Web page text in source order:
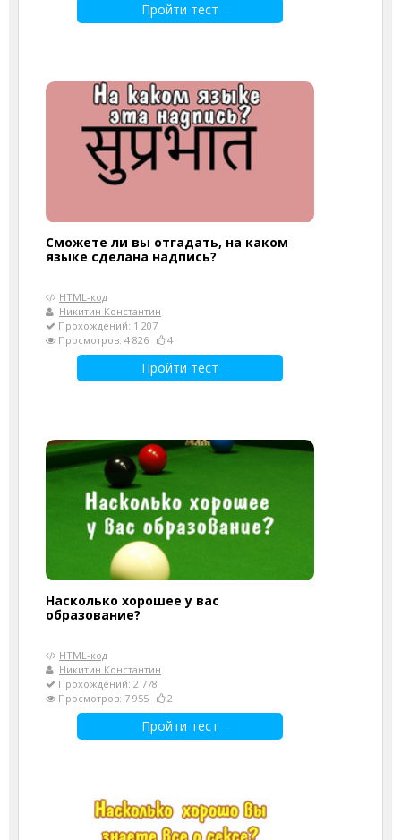
Пройти тест
Сможете ли вы отгадать, на каком
языке сделана надпись?
HTML-код
Никитин Константин
Прохождений: 1 207
Просмотров: 4 826
4
Пройти тест
Насколько хорошее у вас
образование?
HTML-код
Никитин Константин
Прохождений: 2 778
Просмотров: 7 955
2
Пройти тест